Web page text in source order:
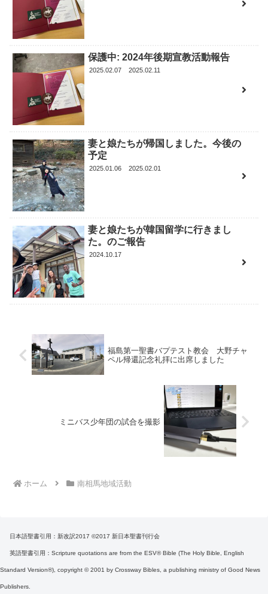
保護中: 2024年後期宣教活動報告
2025.02.07 2025.02.11
妻と娘たちが帰国しました。今後の
予定
2025.01.06 2025.02.01
妻と娘たちが韓国留学に行きまし
た。のご報告
2024.10.17
福島第一聖書バプテスト教会 大野チャ
ペル帰還記念礼拝に出席しました
ミニバス少年団の試合を撮影
ホーム 南相馬地域活動
日本語聖書引用：新改訳2017 ©2017 新日本聖書刊行会
英語聖書引用：Scripture quotations are from the ESV® Bible (The Holy Bible, English
Standard Version®), copyright © 2001 by Crossway Bibles, a publishing ministry of Good News
Publishers.